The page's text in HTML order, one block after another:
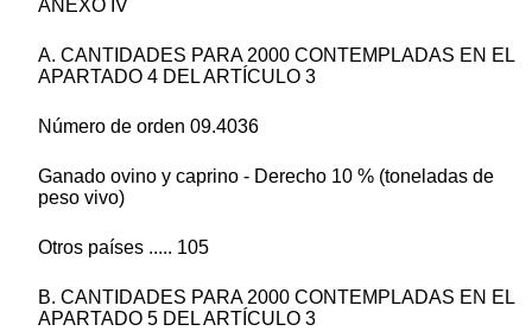
ANEXO IV
A. CANTIDADES PARA 2000 CONTEMPLADAS EN EL
APARTADO 4 DEL ARTÍCULO 3
Número de orden 09.4036
Ganado ovino y caprino - Derecho 10 % (toneladas de
peso vivo)
Otros países ..... 105
B. CANTIDADES PARA 2000 CONTEMPLADAS EN EL
APARTADO 5 DEL ARTÍCULO 3